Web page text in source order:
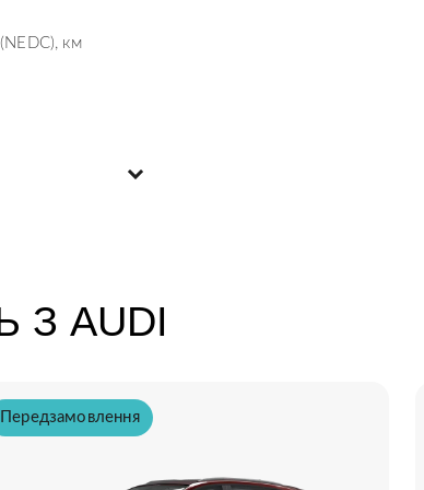
км
2
Потрійна літієва
84,8
AUDI
Передзамовлення